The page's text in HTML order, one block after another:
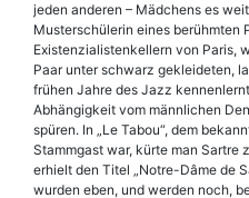
jeden anderen – Mädchens es
Musterschülerin eines berühmten
Existenzialistenkellern von Paris,
Paar unter schwarz gekleideten,
frühen Jahre des Jazz
Abhängigkeit vom männlichen
spüren. In „Le Tabou“, dem
Stammgast war, kürte man Sartre
erhielt den Titel „Notre-Dâme de
wurden eben, und werden noch,